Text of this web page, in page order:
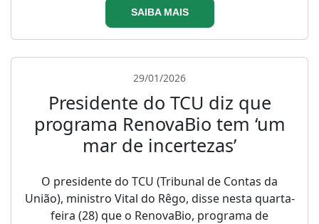
SAIBA MAIS
29/01/2026
Presidente do TCU diz que
programa RenovaBio tem ‘um
mar de incertezas’
O presidente do TCU (Tribunal de Contas da
União), ministro Vital do Rêgo, disse nesta quarta-
feira (28) que o RenovaBio, programa de